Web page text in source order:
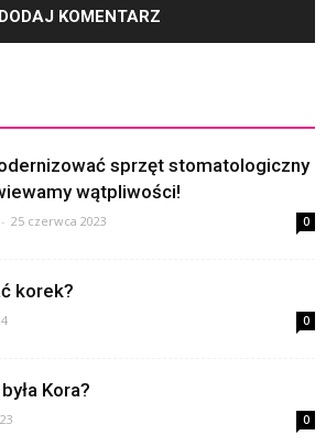
sprzęt stomatologiczny
wątpliwości!
- 25 czerwca 2023 0
korek?
0
Kora?
0